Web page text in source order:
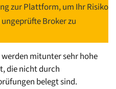
zur Plattform, um Ihr Risiko
Broker zu
mitunter sehr hohe
die nicht durch
belegt sind.